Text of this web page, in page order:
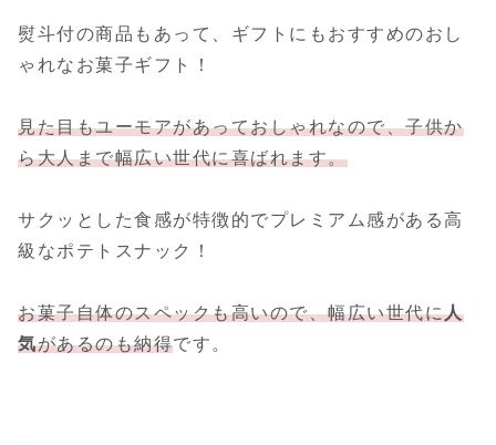
熨斗付の商品もあって、ギフトにもおすすめのおし
ゃれなお菓子ギフト！
見た目もユーモアがあっておしゃれなので、子供か
ら大人まで幅広い世代に喜ばれます。
サクッとした食感が特徴的でプレミアム感がある高
級なポテトスナック！
お菓子自体のスペックも高いので、幅広い世代に人
気があるのも納得です。